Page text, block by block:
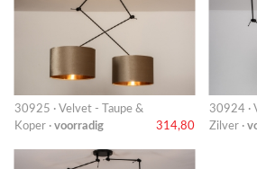
30925 · Velvet - Taupe &
Koper · voorradig 314,80
30924 ·
Zilver ·